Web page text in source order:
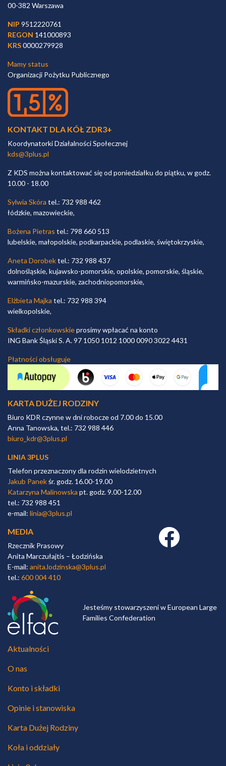
00-382 Warszawa
NIP 9512220761
REGON 141000893
KRS0000279928
Mamy status
Organizacji Pożytku Publicznego
KONTAKT DLA KÓŁ ZDR3+
Koordynatorki Działalności Społecznej
kds@3plus.pl
Z KDS można kontaktować się od poniedziałku do piątku, w godz.
10.00 - 18.00
Sylwia Skóra tel.: 732 988 462
łódzkie, mazowieckie,
Bożena Pietras tel.: 798 660 513
lubelskie, małopolskie, podkarpackie, podlaskie, świętokrzyskie,
Aneta Dorobektel.: 732 988 437
dolnośląskie, kujawsko-pomorskie, opolskie, pomorskie, śląskie,
warmińsko-mazurskie, zachodniopomorskie,
Elżbieta Majka tel.: 732 988 394
wielkopolskie,
Składki członkowskieprosimy wpłacać na konto
ING Bank Śląski S. A. 97 1050 1012 1000 0090 3022 4431
Płatności obsługuje
KARTA DUŻEJ RODZINY
Biuro KDR czynne w dni robocze od 7.00 do 15.00
Anna Tanowska, tel.: 732 988 446
biuro_kdr@3plus.pl
LINIA 3PLUS
Telefon przeznaczony dla rodzin wielodzietnych
Jakub Panekśr. godz. 16.00-19.00
Katarzyna Malinowska pt. godz. 9.00-12.00
tel.: 732 988 451
e-mail: linia@3plus.pl
MEDIA
Rzecznik Prasowy
Anita Marczułajtis – Łodzińska
E-mail: anita.lodzinska@3plus.pl
tel.: 600 004 410
Facebook link
Jesteśmy stowarzyszeni w European Large
Families Confederation
Aktualności
O nas
Konto i składki
Opinie i stanowiska
Karta Dużej Rodziny
Koła i oddziały